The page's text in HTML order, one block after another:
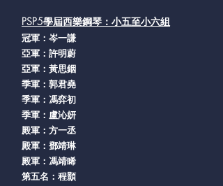
PSP5學屆西樂鋼琴：小五至小六組
冠軍：岑一謙
亞軍：許明蔚
亞軍：黃思銦
季軍：郭君堯
季軍：馮弈初
季軍：盧沁妍
殿軍：方一丞
殿軍：鄧靖琳
殿軍：馮靖睎
第五名：程顥